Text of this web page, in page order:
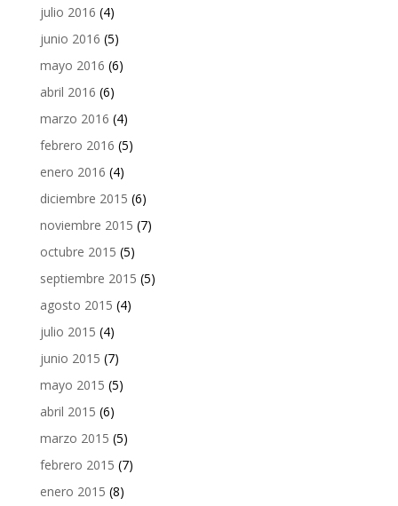
julio 2016 (4)
junio 2016 (5)
mayo 2016 (6)
abril 2016 (6)
marzo 2016 (4)
febrero 2016 (5)
enero 2016 (4)
diciembre 2015 (6)
noviembre 2015 (7)
octubre 2015 (5)
septiembre 2015 (5)
agosto 2015 (4)
julio 2015 (4)
junio 2015 (7)
mayo 2015 (5)
abril 2015 (6)
marzo 2015 (5)
febrero 2015 (7)
enero 2015 (8)